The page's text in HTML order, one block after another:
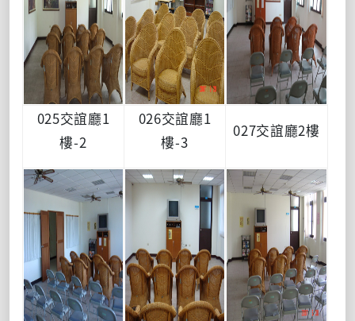
025交誼廳1
樓-2
026交誼廳1
樓-3
027交誼廳2樓